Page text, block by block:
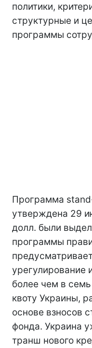
политики,
структурные и
программы
Программа
утверждена 29
долл. были
программы
урегулирование
более чем в
квоту Украины,
основе взносов
фонда. Украина
транш нового